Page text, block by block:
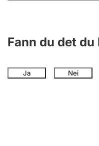
Fann du det
Ja Nei